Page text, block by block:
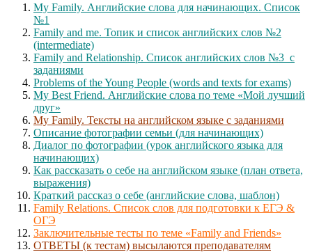
My Family. Английские слова для начинающих. Список
№1
Family and me. Топик и список английских слов №2
(intermediate)
Family and Relationship. Список английских слов №3 с
заданиями
Problems of the Young People (words and texts for exams)
My Best Friend. Английские слова по теме «Мой лучший
друг»
My Family. Тексты на английском языке с заданиями
Описание фотографии семьи (для начинающих)
Диалог по фотографии (урок английского языка для
начинающих)
Как рассказать о себе на английском языке (план ответа,
выражения)
Краткий рассказ о себе (английские слова, шаблон)
Family Relations. Список слов для подготовки к ЕГЭ &
ОГЭ
Заключительные тесты по теме «Family and Friends»
ОТВЕТЫ (к тестам) высылаются преподавателям